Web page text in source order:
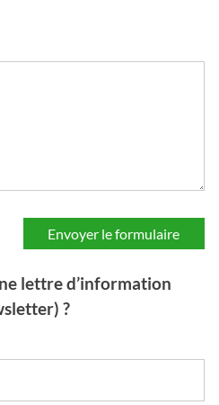
lettre d’information
?